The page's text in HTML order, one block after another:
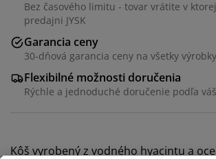
Bez časového limitu - tovar vrátite v
predajni JYSK
Garancia ceny
30-dňová garancia ceny na všetky výrobky
Flexibilné možnosti doručenia
Rýchle a jednoduché doručenie podľa
Kôš vyrobený z vodného hyacintu a